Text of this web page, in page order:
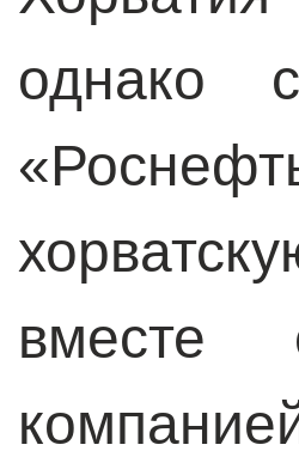
однако
вместе